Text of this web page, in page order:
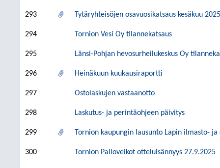
293 Tytäryhteisöjen osavuosikatsaus kesäkuu 2025
294 Tornion Vesi Oy tilannekatsaus
295 Länsi-Pohjan hevosurheilukeskus Oy
296 Heinäkuun kuukausiraportti
297 Ostolaskujen vastaanotto
298 Laskutus- ja perintäohjeen päivitys
299 Tornion kaupungin lausunto Lapin ilmasto-
300 Tornion Palloveikot otteluisännyys 27.9.2025